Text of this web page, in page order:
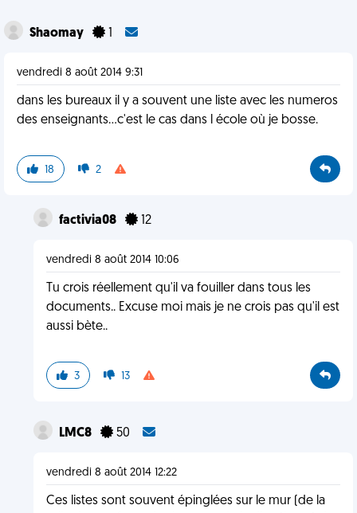
Shaomay
vendredi 8 août 2014 9:31
dans les bureaux il y a souvent une liste avec les numeros
des enseignants...c'est le cas dans l école où je bosse.
18 2
factivia08 12
vendredi 8 août 2014 10:06
Tu crois réellement qu'il va fouiller dans tous les
documents.. Excuse moi mais je ne crois pas qu'il est
aussi bète..
3 13
LMC8 50
vendredi 8 août 2014 12:22
Ces listes sont souvent épinglées sur le mur (de la